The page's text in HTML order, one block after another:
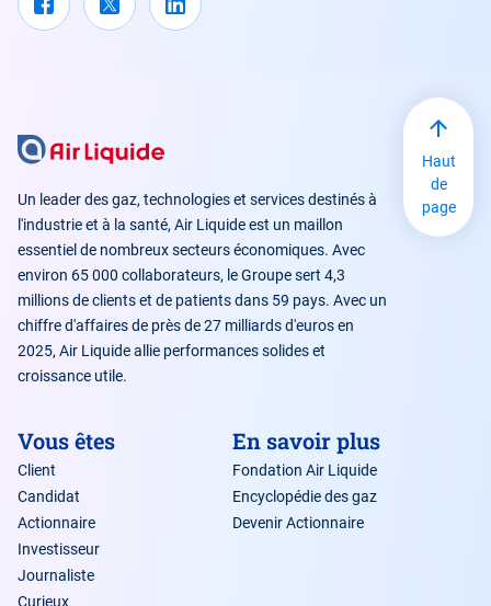
Un leader des gaz, technologies et services destinés à
l'industrie et à la santé, Air Liquide est un maillon
essentiel de nombreux secteurs économiques. Avec
environ 65 000 collaborateurs, le Groupe sert 4,3
millions de clients et de patients dans 59 pays. Avec un
chiffre d'affaires de près de 27 milliards d'euros en
2025, Air Liquide allie performances solides et
croissance utile.
Vous êtes
Client
Candidat
Actionnaire
Investisseur
Journaliste
Curieux
En savoir plus
Fondation Air Liquide
Encyclopédie des gaz
Devenir Actionnaire
Haut
de
page